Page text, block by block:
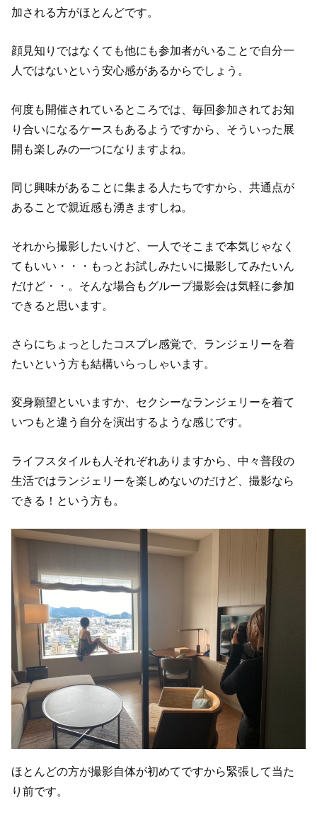
加される方がほとんどです。
顔見知りではなくても他にも参加者がいることで自分一
人ではないという安心感があるからでしょう。
何度も開催されているところでは、毎回参加されてお知
り合いになるケースもあるようですから、そういった展
開も楽しみの一つになりますよね。
同じ興味があることに集まる人たちですから、共通点が
あることで親近感も湧きますしね。
それから撮影したいけど、一人でそこまで本気じゃなく
てもいい・・・もっとお試しみたいに撮影してみたいん
だけど・・。そんな場合もグループ撮影会は気軽に参加
できると思います。
さらにちょっとしたコスプレ感覚で、ランジェリーを着
たいという方も結構いらっしゃいます。
変身願望といいますか、セクシーなランジェリーを着て
いつもと違う自分を演出するような感じです。
ライフスタイルも人それぞれありますから、中々普段の
生活ではランジェリーを楽しめないのだけど、撮影なら
できる！という方も。
ほとんどの方が撮影自体が初めてですから緊張して当た
り前です。